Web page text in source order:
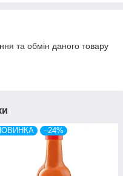
та обмін даного товару
–24%